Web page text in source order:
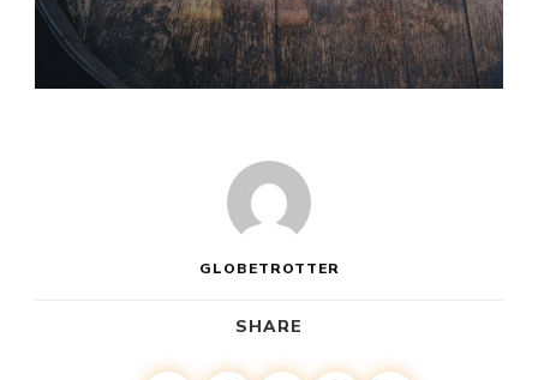
GLOBETROTTER
SHARE